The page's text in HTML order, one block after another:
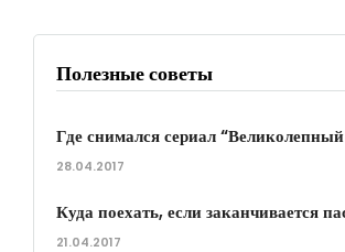
Полезные советы
Где снимался сериал
28.04.2017
Куда поехать, если заканчивается
21.04.2017